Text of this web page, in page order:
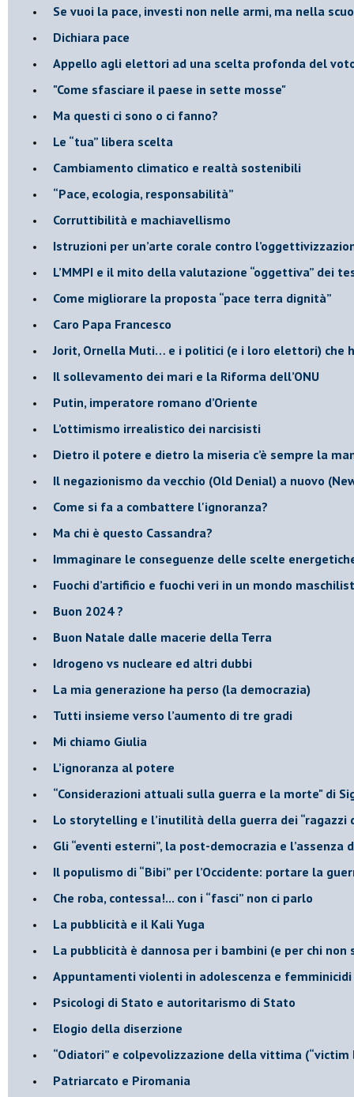
​Se vuoi la pace, investi non nelle armi, ma nella
​Dichiara pace
​Appello agli elettori ad una scelta profonda del
"Come sfasciare il paese in sette mosse"
​Ma questi ci sono o ci fanno?
​Le “tua” libera scelta
Cambiamento climatico e realtà sostenibili
“Pace, ecologia, responsabilità”
​Corruttibilità e machiavellismo
Istruzioni per un’arte corale contro
​L’MMPI e il mito della valutazione “oggettiva” dei
Come migliorare la proposta “pace terra dignità”
Caro Papa Francesco
​Jorit, Ornella Muti… e i politici (e i loro elettori) che
​Il sollevamento dei mari e la Riforma dell’ONU
Putin, imperatore romano d’Oriente
​L’ottimismo irrealistico dei narcisisti
​Dietro il potere e dietro la miseria c’è sempre la
Il negazionismo da vecchio (Old Denial) a nuovo
Come si fa a combattere l'ignoranza?
Ma chi è questo Cassandra?
Immaginare le conseguenze delle scelte
​Fuochi d’artificio e fuochi veri in un mondo
Buon 2024 ?
​Buon Natale dalle macerie della Terra
​Idrogeno vs nucleare ed altri dubbi
​La mia generazione ha perso (la democrazia)
​Tutti insieme verso l’aumento di tre gradi
Mi chiamo Giulia
L’ignoranza al potere
​“Considerazioni attuali sulla guerra e la morte" di
​Lo storytelling e l’inutilità della guerra dei “ragazzi
​Gli “eventi esterni”, la post-democrazia e
​Il populismo di “Bibi” per l’Occidente: portare la
​Che roba, contessa!... con i “fasci” non ci parlo
La pubblicità e il Kali Yuga
​La pubblicità è dannosa per i bambini (e per chi non
​Appuntamenti violenti in adolescenza e femminicidi
​Psicologi di Stato e autoritarismo di Stato
Elogio della diserzione
“Odiatori” e colpevolizzazione della vittima (“victim
​Patriarcato e Piromania